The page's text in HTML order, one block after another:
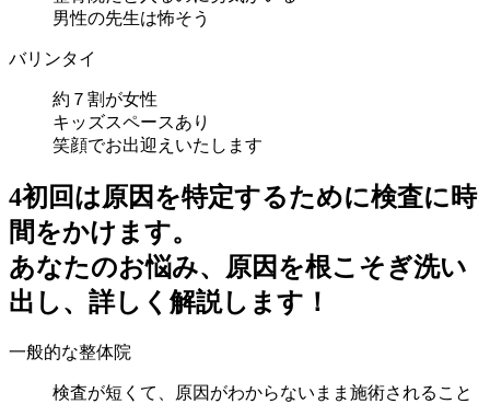
男性の先生は怖そう
バリンタイ
約７割が女性
キッズスペースあり
笑顔でお出迎えいたします
4初回は原因を特定するために検査に時
間をかけます。
あなたのお悩み、原因を根こそぎ洗い
出し、詳しく解説します！
一般的な整体院
検査が短くて、原因がわからないまま施術されること